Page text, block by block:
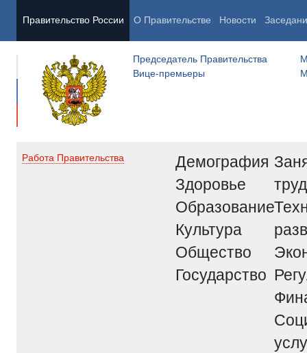
Правительство России О Правительстве Новости
Председатель Правительства
Вице-премьеры
Работа Правительства
Демография
Здоровье
Образование
Культура
Общество
Государство
труд